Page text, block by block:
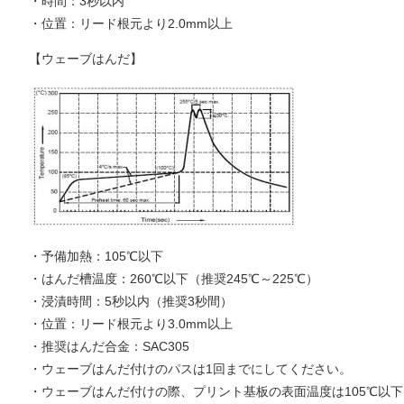
・位置：リード根元より2.0mm以上
【ウェーブはんだ】
・予備加熱：105℃以下
・はんだ槽温度：260℃以下（推奨245℃～225℃）
・浸漬時間：5秒以内（推奨3秒間）
・位置：リード根元より3.0mm以上
・推奨はんだ合金：SAC305
・ウェーブはんだ付けのパスは1回までにしてください。
・ウェーブはんだ付けの際、プリント基板の表面温度は105℃以下